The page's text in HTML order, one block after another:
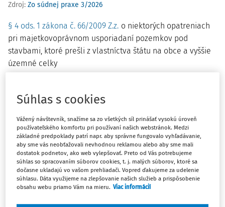
Zdroj: Zo súdnej praxe 3/2026
§ 4 ods. 1 zákona č. 66/2009 Z.z. o niektorých opatreniach
pri majetkovoprávnom usporiadaní pozemkov pod
stavbami, ktoré prešli z vlastníctva štátu na obce a vyššie
územné celky
okolností konkrétneho prípadu, môže opustiť právny názor
poskytovania opakovanej náhrady za užívanie pozemku
zákonným vecným bremenom, a to od 27. júna 2025, kedy
nadobudlo právoplatnosť uznesenie Ústavného súdu
Slovenskej republiky sp. zn.PL. ÚS 12/2025.
Uznesenie Ústavného súdu SR, sp. zn. PLz. ÚS 1/2026 -
Súhlas s cookies
Vážený návštevník, snažíme sa zo všetkých síl prinášať vysokú úroveň
používateľského komfortu pri používaní našich webstránok. Medzi
základné predpoklady patrí napr. aby správne fungovalo vyhľadávanie,
aby sme vás neobťažovali nevhodnou reklamou alebo aby sme mali
dostatok podnetov, ako web vylepšovať. Preto od Vás potrebujeme
súhlas so spracovaním súborov cookies, t. j. malých súborov, ktoré sa
dočasne ukladajú vo vašom prehliadači. Vopred ďakujeme za udelenie
súhlasu. Dáta využijeme na zlepšovanie našich služieb a prispôsobenie
obsahu webu priamo Vám na mieru. Viac informácií